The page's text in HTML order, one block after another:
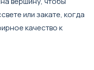
или закате, когда
качество к